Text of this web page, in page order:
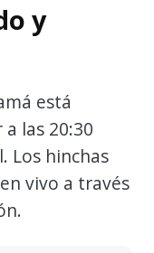
y
está
las 20:30
Los hinchas
vivo a través